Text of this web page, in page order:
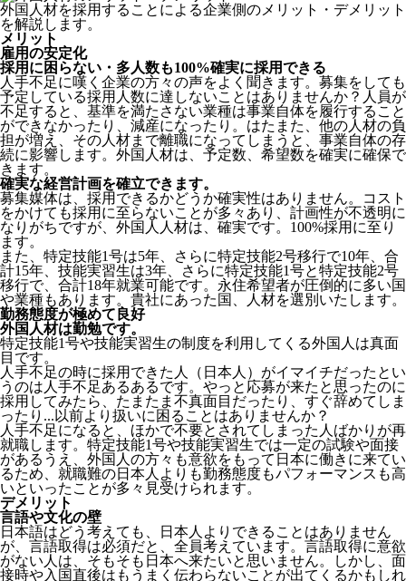
外国人材を採用することによる企業側のメリット・デメリット
を解説します。
メリット
雇用の安定化
採用に困らない・多人数も100%確実に採用できる
人手不足に嘆く企業の方々の声をよく聞きます。募集をしても
予定している採用人数に達しないことはありませんか？人員が
不足すると、基準を満たさない業種は事業自体を履行すること
ができなかったり、減産になったり。はたまた、他の人材の負
担が増え、その人材まで離職になってしまうと、事業自体の存
続に影響します。 外国人材は、予定数、希望数を確実に確保で
きます。
確実な経営計画を確立できます。
募集媒体は、採用できるかどうか確実性はありません。コスト
をかけても採用に至らないことが多々あり、計画性が不透明に
なりがちですが、外国人人材は、確実です。100%採用に至り
ます。
また、特定技能1号は5年、さらに特定技能2号移行で10年、合
計15年、技能実習生は3年、さらに特定技能1号と特定技能2号
移行で、合計18年就業可能です。永住希望者が圧倒的に多い国
や業種もあります。貴社にあった国、人材を選別いたします。
勤務態度が極めて良好
外国人材は勤勉です。
特定技能1号や技能実習生の制度を利用してくる外国人は真面
目 です。
人手不足の時に採用できた人（日本人）がイマイチだったとい
うのは人手不足あるあるです。やっと応募が来たと思ったのに
採用してみたら、たまたま不真面目だったり、すぐ辞めてしま
ったり...以前より扱いに困ることはありませんか？
人手不足になると、ほかで不要とされてしまった人ばかりが再
就職します。特定技能1号や技能実習生では一定の試験や面接
があるうえ、外国人の方々も意欲をもって日本に働きに来てい
るため、就職難の日本人よりも勤務態度もパフォーマンスも高
いといったことが多々見受けられます。
デメリット
言語や文化の壁
日本語はどう考えても、日本人よりできることはありません
が、言語取得は必須だと、全員考えています。言語取得に意欲
がない人は、そもそも日本へ来たいと思いません。しかし、面
接時や入国直後はもうまく伝わらないことが出てくるかもしれ